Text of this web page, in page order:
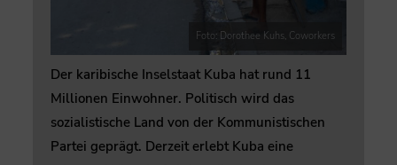
Foto: Dorothee Kuhs, Coworkers
Der karibische Inselstaat Kuba hat rund 11
Millionen Einwohner. Politisch wird das
sozialistische Land von der Kommunistischen
Partei geprägt. Derzeit erlebt Kuba eine